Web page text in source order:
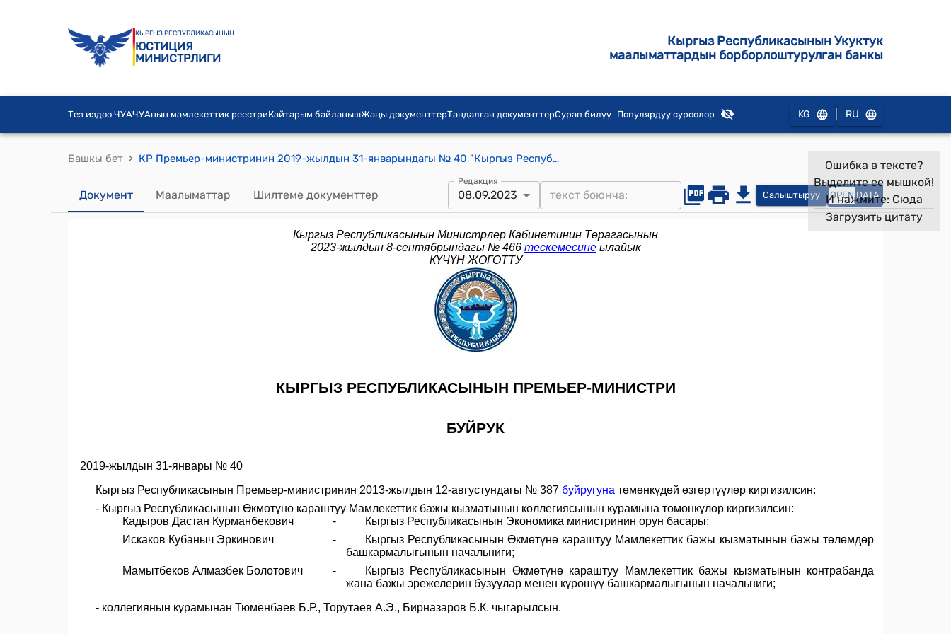
КЫРГЫЗ РЕСПУБЛИКАСЫНЫН
ЮСТИЦИЯ
МИНИСТРЛИГИ
Кыргыз Республикасынын Укуктук
маалыматтардын борборлоштурулган банкы
Тез издөө ЧУАЧУАнын мамлекеттик реестриКайтарым байланышЖаңы документтерТандалган документтерСурап билүү Популярдуу суроолор KG RU
Башкы бет › КР Премьер-министринин 2019-жылдын 31-январындагы № 40 "Кыргыз Республикасынын Премьер-министринин 2013-жылдын 12-августундагы № 387 буйругуна өзгөртүүлөр киргизүү жөнүндө" буйругу
Документ Маалыматтар Шилтеме документтер
Редакция
08.09.2023 Салыштыруу OPEN DATA
Ошибка в тексте?
Выделите ее мышкой!
И нажмите: Сюда
Загрузить цитату